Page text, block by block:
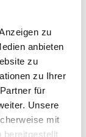
zu
anbieten
zu
zu Ihrer
für
Unsere
mit
bereitgestellt